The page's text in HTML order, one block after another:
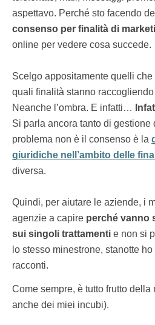
aspettavo. Perché sto facendo
consenso per finalità di
online per vedere cosa succede.
Scelgo appositamente quelli
quali finalità stanno
Neanche l’ombra. E infatti…
Si parla ancora tanto di gestione
problema non è il consenso è la
giuridiche nell’ambito delle
diversa.
Quindi, per aiutare le aziende, i
agenzie a capire perché vanno
sui singoli trattamenti e non si
lo stesso minestrone, stanotte
racconti.
Come sempre, è tutto frutto della
anche dei miei incubi).